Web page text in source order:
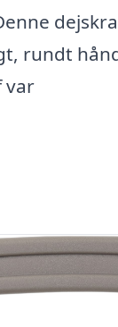
rundt
var